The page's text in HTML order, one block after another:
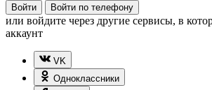
Войти Войти по телефону
или войдите через другие сервисы, в
аккаунт
VK
Одноклассники